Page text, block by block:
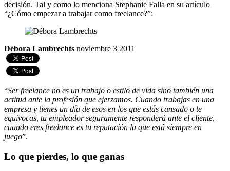
decisión. Tal y como lo menciona Stephanie Falla en su artículo
“¿Cómo empezar a trabajar como freelance?”:
Débora Lambrechts noviembre 3 2011
“Ser freelance no es un trabajo o estilo de vida sino también una
actitud ante la profesión que ejerzamos. Cuando trabajas en una
empresa y tienes un día de esos en los que estás cansado o te
equivocas, tu empleador seguramente responderá ante el cliente,
cuando eres freelance es tu reputación la que está siempre en
juego”.
Lo que pierdes, lo que ganas